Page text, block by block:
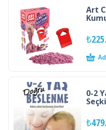
Art
₺
0-2
₺